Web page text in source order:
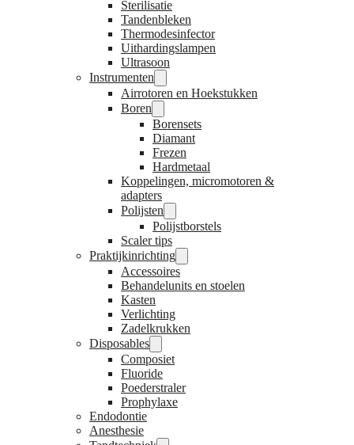
Sterilisatie
Tandenbleken
Thermodesinfector
Uithardingslampen
Ultrasoon
Instrumenten
Airrotoren en Hoekstukken
Boren
Borensets
Diamant
Frezen
Hardmetaal
Koppelingen, micromotoren &
adapters
Polijsten
Polijstborstels
Scaler tips
Praktijkinrichting
Accessoires
Behandelunits en stoelen
Kasten
Verlichting
Zadelkrukken
Disposables
Composiet
Fluoride
Poederstraler
Prophylaxe
Endodontie
Anesthesie